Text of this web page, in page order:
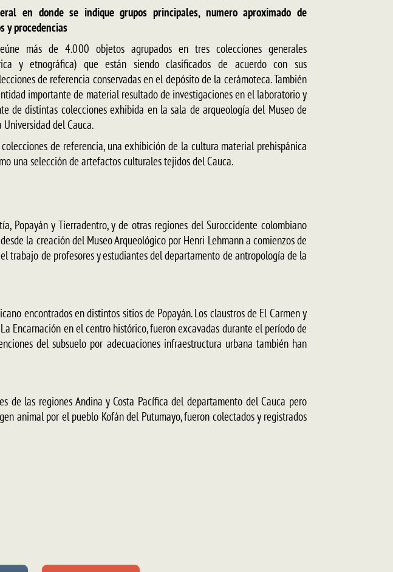
en donde se indique grupos principales, numero aproximado de
y procedencias
más de 4.000 objetos agrupados en tres colecciones generales
y etnográfica) que están siendo clasificados de acuerdo con sus
de referencia conservadas en el depósito de la cerámoteca. También
importante de material resultado de investigaciones en el laboratorio y
de distintas colecciones exhibida en la sala de arqueología del Museo de
del Cauca.
de referencia, una exhibición de la cultura material prehispánica
una selección de artefactos culturales tejidos del Cauca.
Popayán y Tierradentro, y de otras regiones del Suroccidente colombiano
la creación del Museo Arqueológico por Henri Lehmann a comienzos de
trabajo de profesores y estudiantes del departamento de antropología de la
encontrados en distintos sitios de Popayán. Los claustros de El Carmen y
Encarnación en el centro histórico, fueron excavadas durante el período de
del subsuelo por adecuaciones infraestructura urbana también han
de las regiones Andina y Costa Pacífica del departamento del Cauca pero
animal por el pueblo Kofán del Putumayo, fueron colectados y registrados